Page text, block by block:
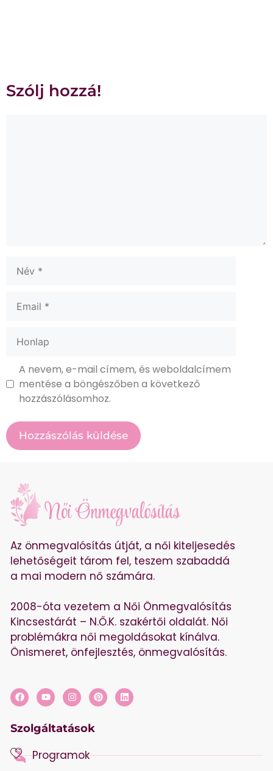
Szólj hozzá!
A nevem, e-mail címem, és weboldalcímem
mentése a böngészőben a következő
hozzászólásomhoz.
Az önmegvalósítás útját, a női kiteljesedés
lehetőségeit tárom fel, teszem szabaddá
a mai modern nő számára.
2008-óta vezetem a Női Önmegvalósítás
Kincsestárát – N.Ő.K. szakértői oldalát. Női
problémákra női megoldásokat kínálva.
Önismeret, önfejlesztés, önmegvalósítás.
Szolgáltatások
Programok